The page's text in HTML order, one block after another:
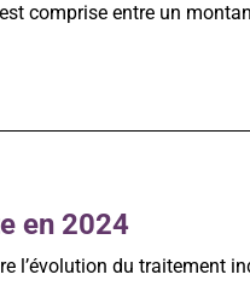
comprise entre un
en 2024
l’évolution du traitement